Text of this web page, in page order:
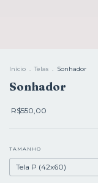
Início . Telas . Sonhador
Sonhador
R$550,00
TAMANHO